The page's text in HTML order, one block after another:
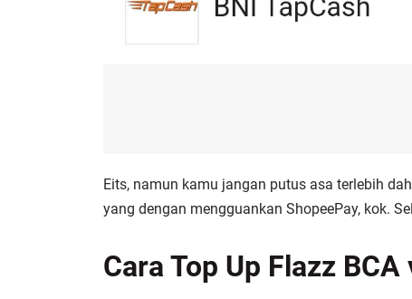
Eits, namun kamu jangan putus asa terlebih
yang dengan mengguankan ShopeePay, kok.
Cara Top Up Flazz